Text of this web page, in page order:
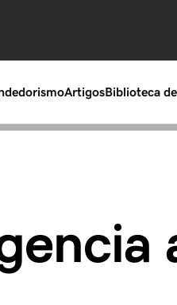
ArtigosBiblioteca